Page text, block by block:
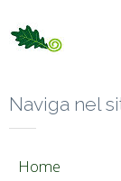
Naviga nel
Home